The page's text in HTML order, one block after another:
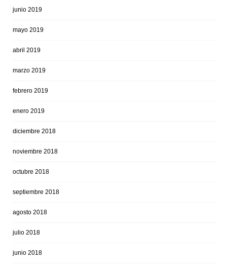
junio 2019
mayo 2019
abril 2019
marzo 2019
febrero 2019
enero 2019
diciembre 2018
noviembre 2018
octubre 2018
septiembre 2018
agosto 2018
julio 2018
junio 2018